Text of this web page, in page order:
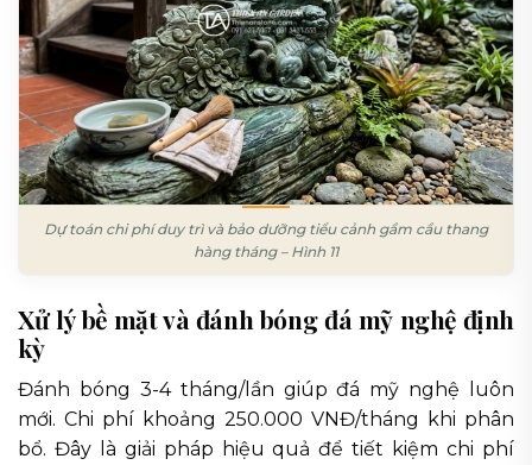
Dự toán chi phí duy trì và bảo dưỡng tiểu cảnh gầm cầu thang
hàng tháng – Hình 11
Xử lý bề mặt và đánh bóng đá mỹ nghệ định
kỳ
Đánh bóng 3-4 tháng/lần giúp đá mỹ nghệ luôn
mới. Chi phí khoảng 250.000 VNĐ/tháng khi phân
bổ. Đây là giải pháp hiệu quả để tiết kiệm chi phí